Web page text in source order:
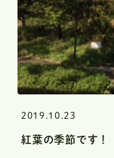
2019.10.23
紅葉の季節です！